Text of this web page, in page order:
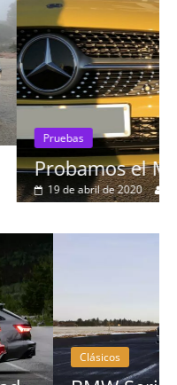
Benz A200d
0